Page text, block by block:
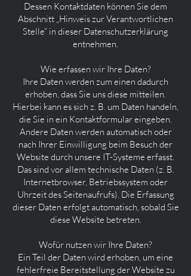
Dessen Kontaktdaten können Sie dem
Abschnitt „Hinweis zur Verantwortlichen
Stelle“ in dieser Datenschutzerklärung
entnehmen.
Wie erfassen wir Ihre Daten?
Ihre Daten werden zum einen dadurch
erhoben, dass Sie uns diese mitteilen.
Hierbei kann es sich z. B. um Daten handeln,
die Sie in ein Kontaktformular eingeben.
Andere Daten werden automatisch oder
nach Ihrer Einwilligung beim Besuch der
Website durch unsere IT-Systeme erfasst.
Das sind vor allem technische Daten (z. B.
Internetbrowser, Betriebssystem oder
Uhrzeit des Seitenaufrufs). Die Erfassung
dieser Daten erfolgt automatisch, sobald Sie
diese Website betreten.
Wofür nutzen wir Ihre Daten?
Ein Teil der Daten wird erhoben, um eine
fehlerfreie Bereitstellung der Website zu